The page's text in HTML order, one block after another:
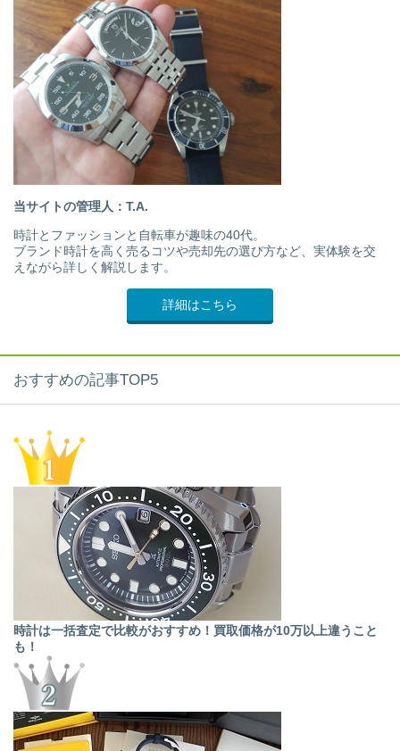
当サイトの管理人：T.A.
時計とファッションと自転車が趣味の40代。
ブランド時計を高く売るコツや売却先の選び方など、実体験を交
えながら詳しく解説します。
詳細はこちら
おすすめの記事TOP5
時計は一括査定で比較がおすすめ！買取価格が10万以上違うこと
も！